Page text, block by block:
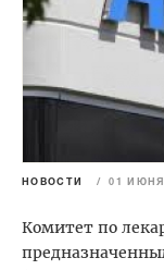
НОВОСТИ / 01
Комитет по